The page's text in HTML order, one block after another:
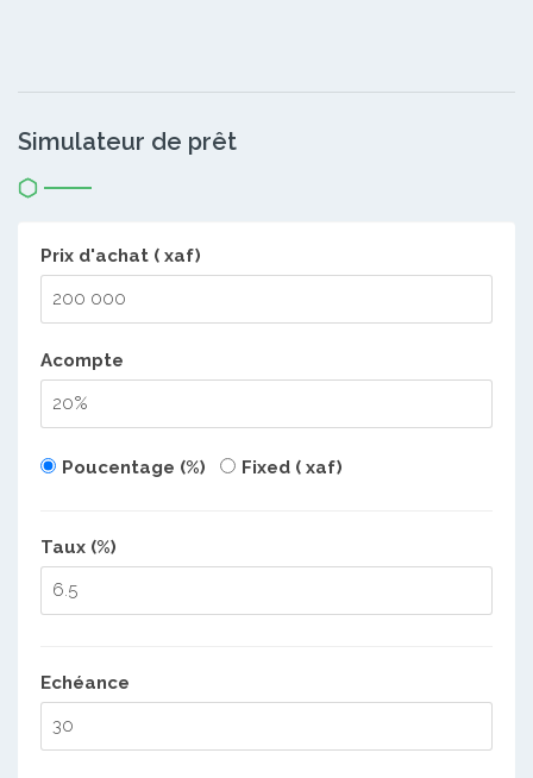
Simulateur de prêt
Prix d'achat ( xaf)
Acompte
Poucentage (%) Fixed ( xaf)
Taux (%)
Echéance